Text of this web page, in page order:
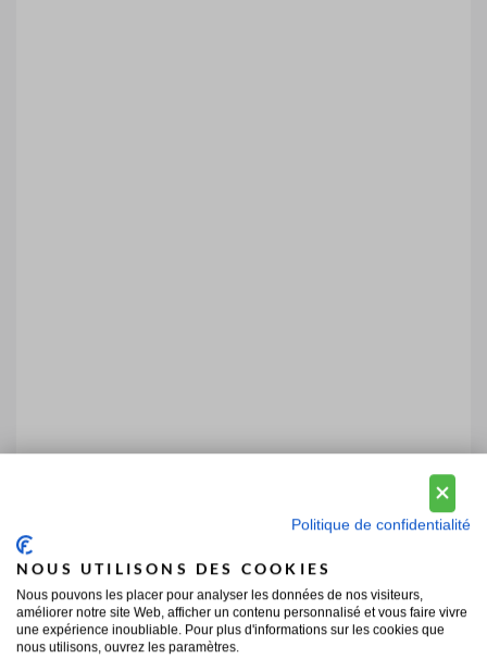
Politique de confidentialité
NOUS UTILISONS DES COOKIES
Nous pouvons les placer pour analyser les données de nos visiteurs,
améliorer notre site Web, afficher un contenu personnalisé et vous faire vivre
une expérience inoubliable. Pour plus d'informations sur les cookies que
nous utilisons, ouvrez les paramètres.